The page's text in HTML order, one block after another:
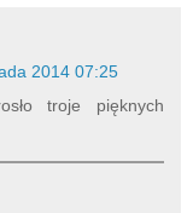
2014 07:25
troje pięknych